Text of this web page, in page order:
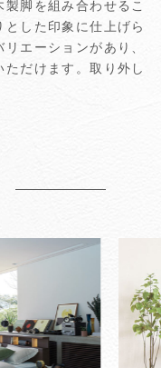
脚を組み合わせるこ
した印象に仕上げら
エーションがあり、
だけます。取り外し